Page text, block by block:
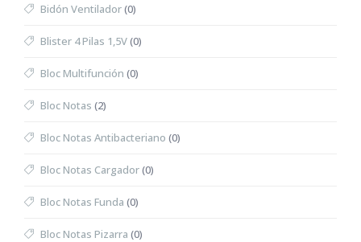
Bidón Ventilador(0)
Blister 4 Pilas 1,5V(0)
Bloc Multifunción (0)
Bloc Notas (2)
Bloc Notas Antibacteriano (0)
Bloc Notas Cargador(0)
Bloc Notas Funda (0)
Bloc Notas Pizarra (0)